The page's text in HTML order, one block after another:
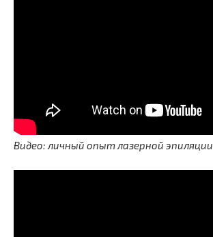
Видео: личный опыт лазерной эпиляции